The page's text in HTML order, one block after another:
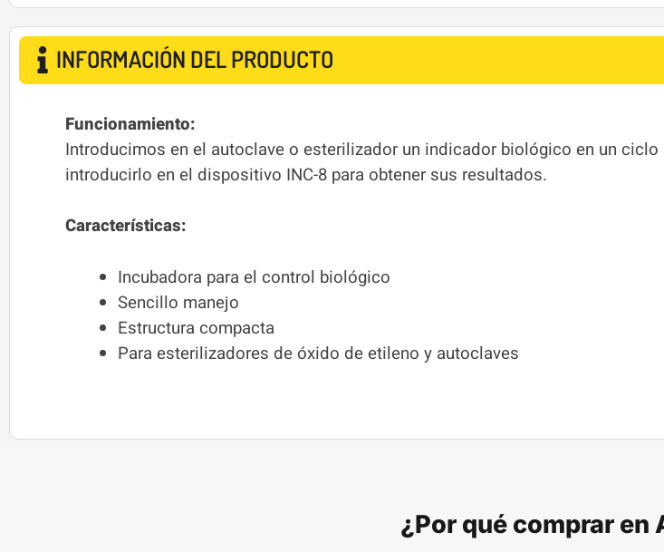
INFORMACIÓN DEL PRODUCTO
Funcionamiento:
Introducimos en el autoclave o esterilizador un indicador biológico en un
introducirlo en el dispositivo INC-8 para obtener sus resultados.
Características:
Incubadora para el control biológico
Sencillo manejo
Estructura compacta
Para esterilizadores de óxido de etileno y autoclaves
¿Por qué comprar en